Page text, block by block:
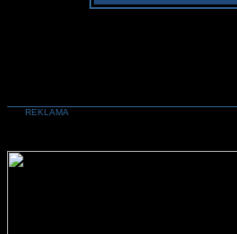
REKLAMA